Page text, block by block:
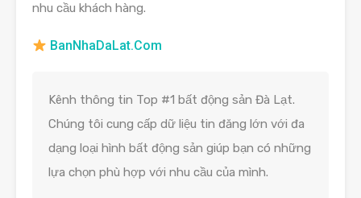
nhu cầu khách hàng.
BanNhaDaLat.Com
Kênh thông tin Top #1 bất động sản Đà Lạt.
Chúng tôi cung cấp dữ liệu tin đăng lớn với đa
dạng loại hình bất động sản giúp bạn có những
lựa chọn phù hợp với nhu cầu của mình.